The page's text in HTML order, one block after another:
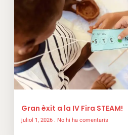
Gran èxit a la IV Fira STEAM!
juliol 1, 2026 No hi ha comentaris